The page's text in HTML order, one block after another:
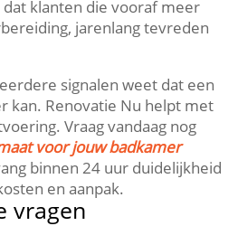
klanten die vooraf meer
jarenlang tevreden
signalen weet dat een
kan.​ Renovatie Nu helpt met
Vraag vandaag nog
voor jouw badkamer
binnen 24 uur duidelijkheid
en aanpak.​
vragen